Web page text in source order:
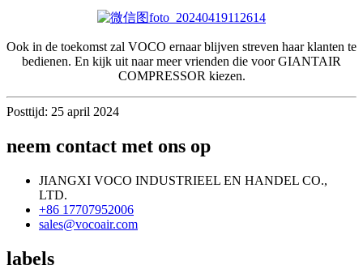
Ook in de toekomst zal VOCO ernaar blijven streven haar klanten te
bedienen. En kijk uit naar meer vrienden die voor GIANTAIR
COMPRESSOR kiezen.
Posttijd: 25 april 2024
neem contact met ons op
JIANGXI VOCO INDUSTRIEEL EN HANDEL CO.,
LTD.
+86 17707952006
sales@vocoair.com
labels